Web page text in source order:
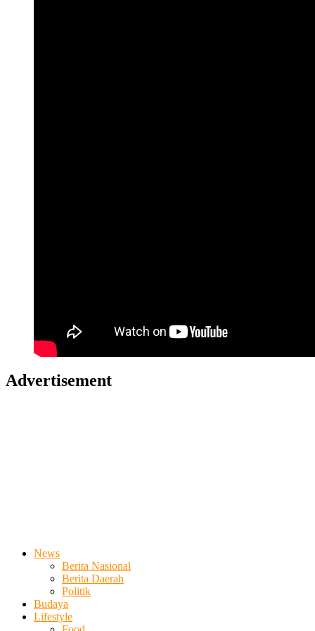
Advertisement
News
Berita Nasional
Berita Daerah
Politik
Budaya
Lifestyle